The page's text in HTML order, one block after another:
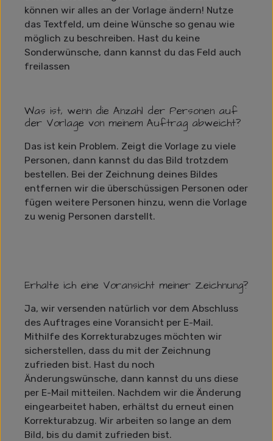
können wir alles an der Vorlage ändern! Nutze
das Textfeld, um deine Wünsche so genau wie
möglich zu beschreiben. Hast du keine
Sonderwünsche, dann kannst du das Feld auch
freilassen
Was ist, wenn die Anzahl der Personen auf
der Vorlage von meinem Auftrag abweicht?
Das ist kein Problem. Zeigt die Vorlage zu viele
Personen, dann kannst du das Bild trotzdem
bestellen. Bei der Zeichnung deines Bildes
entfernen wir die überschüssigen Personen oder
fügen weitere Personen hinzu, wenn die Vorlage
zu wenig Personen darstellt.
Erhalte ich eine Voransicht meiner Zeichnung?
Ja, wir versenden natürlich vor dem Abschluss
des Auftrages eine Voransicht per E-Mail.
Mithilfe des Korrekturabzuges möchten wir
sicherstellen, dass du mit der Zeichnung
zufrieden bist. Hast du noch
Änderungswünsche, dann kannst du uns diese
per E-Mail mitteilen. Nachdem wir die Änderung
eingearbeitet haben, erhältst du erneut einen
Korrekturabzug. Wir arbeiten so lange an dem
Bild, bis du damit zufrieden bist.